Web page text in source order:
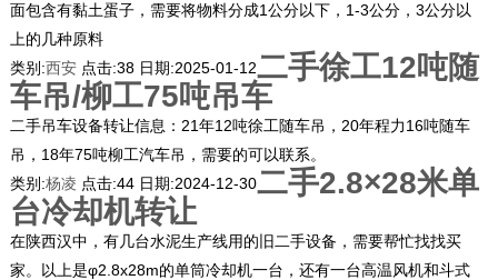
面包含有黏土蛋子，需要将物料分成1公分以下，1-3公分，3公分以
上的几种原料
类别:西安 点击:38 日期:2025-01-12二手徐工12吨随
车吊/柳工75吨吊车
二手吊车设备转让信息：21年12吨徐工随车吊，20年程力16吨随车
吊，18年75吨柳工汽车吊，需要的可以联系。
类别:杨凌 点击:44 日期:2024-12-30二手2.8×28米单
台冷却机转让
在陕西汉中，有几台水泥生产线用的旧二手设备，需要帮忙找找买
家。以上是φ2.8x28m的单筒冷却机一台，还有一台高温风机和斗式